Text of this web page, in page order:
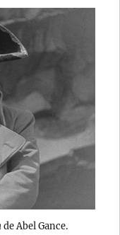
de Abel Gance.